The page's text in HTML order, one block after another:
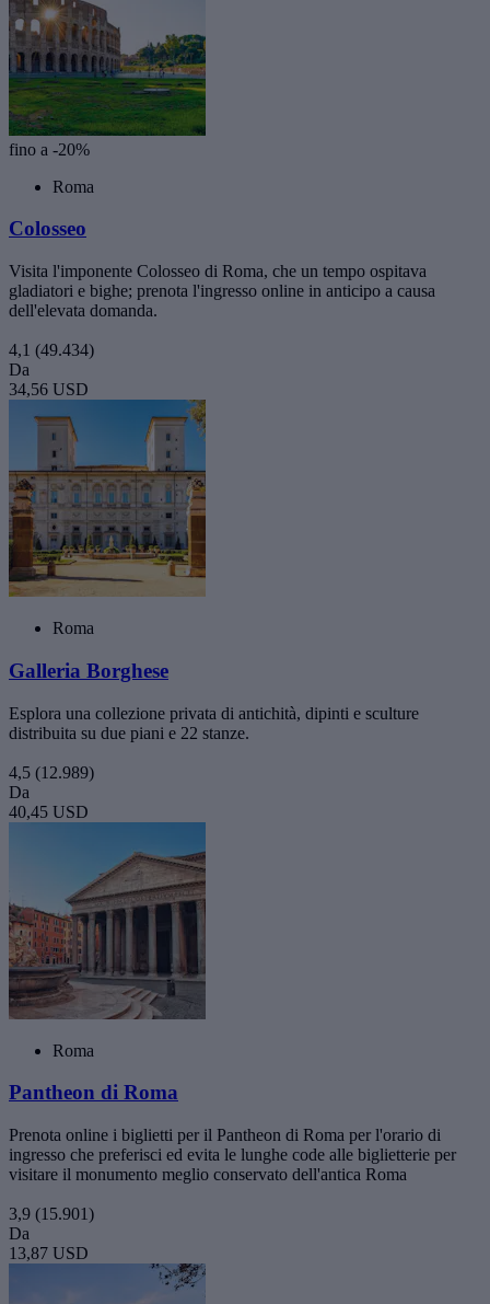
fino a -20%
Roma
Colosseo
Visita l'imponente Colosseo di Roma, che un tempo ospitava
gladiatori e bighe; prenota l'ingresso online in anticipo a causa
dell'elevata domanda.
4,1 (49.434)
Da
34,56 USD
Roma
Galleria Borghese
Esplora una collezione privata di antichità, dipinti e sculture
distribuita su due piani e 22 stanze.
4,5 (12.989)
Da
40,45 USD
Roma
Pantheon di Roma
Prenota online i biglietti per il Pantheon di Roma per l'orario di
ingresso che preferisci ed evita le lunghe code alle biglietterie per
visitare il monumento meglio conservato dell'antica Roma
3,9 (15.901)
Da
13,87 USD